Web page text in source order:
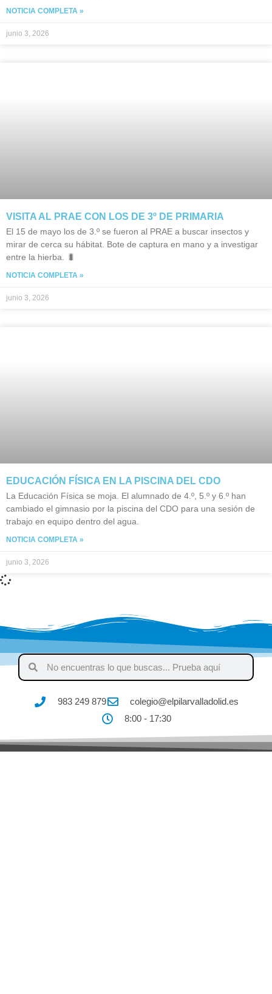
NOTICIA COMPLETA »
junio 3, 2026
VISITA AL PRAE CON LOS DE 3º DE PRIMARIA
El 15 de mayo los de 3.º se fueron al PRAE a buscar insectos y
mirar de cerca su hábitat. Bote de captura en mano y a investigar
entre la hierba. 🐛
NOTICIA COMPLETA »
junio 3, 2026
EDUCACIÓN FÍSICA EN LA PISCINA DEL CDO
La Educación Física se moja. El alumnado de 4.º, 5.º y 6.º han
cambiado el gimnasio por la piscina del CDO para una sesión de
trabajo en equipo dentro del agua.
NOTICIA COMPLETA »
junio 3, 2026
983 249 879
colegio@elpilarvalladolid.es
8:00 - 17:30